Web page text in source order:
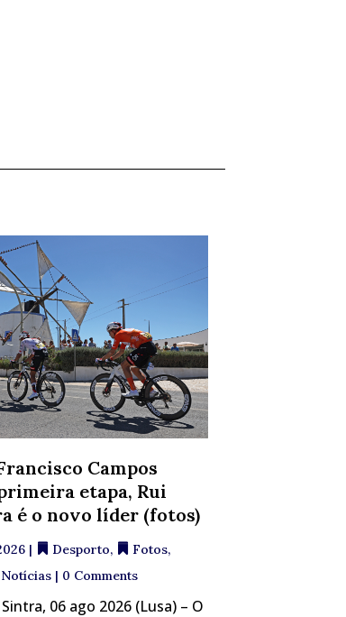
Campos
etapa, Rui
é o novo líder (fotos)
| Desporto, Fotos,
| 0 Comments
06 ago 2026 (Lusa) – O